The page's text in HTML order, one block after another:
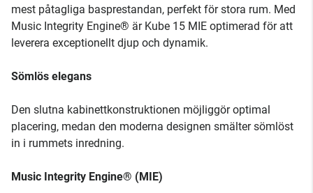
mest påtagliga basprestandan, perfekt för stora rum. Med
Music Integrity Engine® är Kube 15 MIE optimerad för att
leverera exceptionellt djup och dynamik.
Sömlös elegans
Den slutna kabinettkonstruktionen möjliggör optimal
placering, medan den moderna designen smälter sömlöst
in i rummets inredning.
Music Integrity Engine® (MIE)